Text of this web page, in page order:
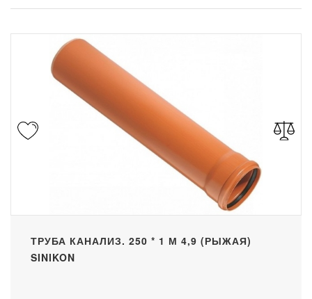
ТРУБА КАНАЛИЗ. 250 * 1 М 4,9 (РЫЖАЯ)
SINIKON